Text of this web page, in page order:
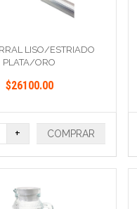
LISO/ESTRIADO
PLATA/ORO
$26100.00
+ COMPRAR